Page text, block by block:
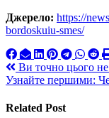
Джерело: https://
bordoskuiu-smes/
Навигация
по
записям
Ви точно цього
Узнайте першими:
Related Post